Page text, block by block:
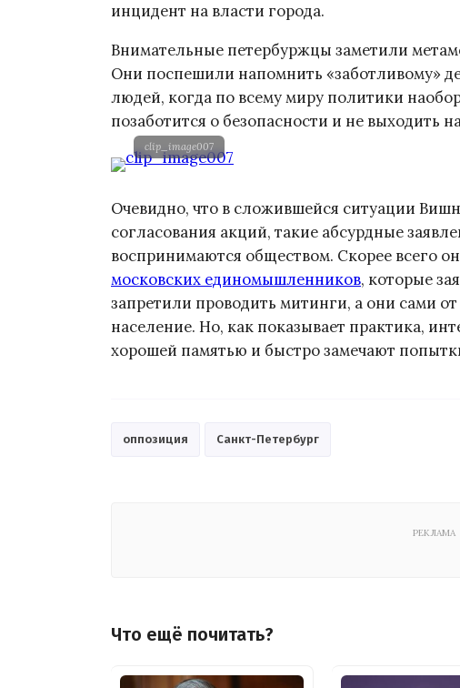
инцидент на власти города.
Внимательные петербуржцы заметили
Они поспешили напомнить «заботливому»
людей, когда по всему миру политики
позаботится о безопасности и не выходить
clip_image007
Очевидно, что в сложившейся ситуации
согласования акций, такие абсурдные
воспринимаются обществом. Скорее всего
московских единомышленников, которые
запретили проводить митинги, а они сами
население. Но, как показывает практика,
хорошей памятью и быстро замечают
оппозиция Санкт-Петербург
РЕКЛАМА
Что ещё почитать?